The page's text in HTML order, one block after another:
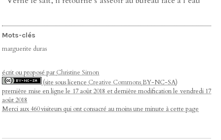
Mots-clés
marguerite duras
écrit ou proposé parChristine Simon
(site sous licence Creative CommonsBY-NC-SA)
première mise en ligne le 17 août 2018 et dernière modification le vendredi 17
août 2018
Merci aux 460 visiteurs qui ont consacré au moins une minute à cette page